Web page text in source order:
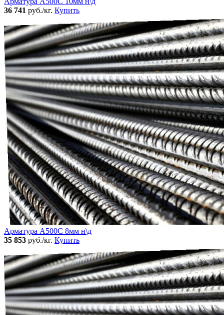
36 741 руб./кг. Купить
Арматура А500С 8мм н\д
35 853 руб./кг. Купить